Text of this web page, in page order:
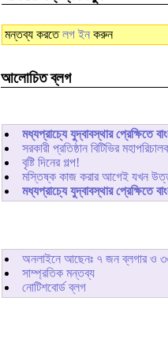
মন্তব্য করতেলগ ইন করুন
আলোচিত ব্লগ
মধ্যপ্রাচ্যে যুদ্বাবস্থার প্রেক্ষিতে
সরকারী প্রতিষ্ঠান বিটিভির
বৃষ্টি দিনের গল্প!
মস্তিষ্ক কাজ করার আগেই যখন
মধ্যপ্রাচ্যে যুদ্বাবস্থার প্রেক্ষিতে
অনলাইনে আছেনঃ ৭ জন ব্লগার ও
সাম্প্রতিক মন্তব্য
নোটিশবোর্ড ব্লগ